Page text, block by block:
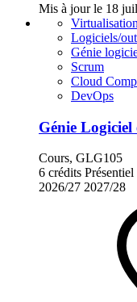
Mis à jour le 18
Virtualisation
Logiciels/
Génie
Scrum
Cloud
DevOps
Génie
Cours, GLG105
6 crédits Présentiel
2026/27 2027/28